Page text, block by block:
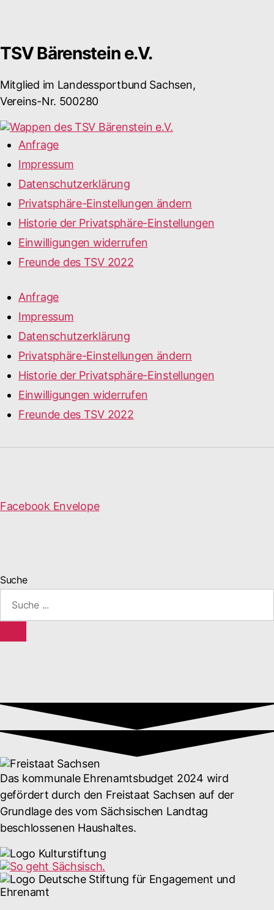
TSV Bärenstein e.V.
Mitglied im Landessportbund Sachsen,
Vereins-Nr. 500280
Anfrage
Impressum
Datenschutzerklärung
Privatsphäre-Einstellungen ändern
Historie der Privatsphäre-Einstellungen
Einwilligungen widerrufen
Freunde des TSV 2022
Anfrage
Impressum
Datenschutzerklärung
Privatsphäre-Einstellungen ändern
Historie der Privatsphäre-Einstellungen
Einwilligungen widerrufen
Freunde des TSV 2022
Facebook Envelope
Suche
Das kommunale Ehrenamtsbudget 2024 wird
gefördert durch den Freistaat Sachsen auf der
Grundlage des vom Sächsischen Landtag
beschlossenen Haushaltes.